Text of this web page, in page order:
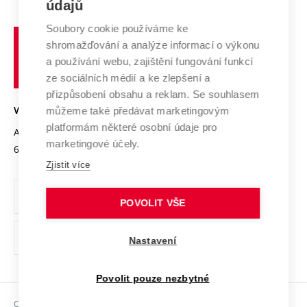
Systém zajišťování kvality výzkumu
Výzkumné infrastruktury
Transfer znalostí
Open Science
Projekty
Projekty ze strukturálních fondů
Specifický výzkum
Zahraniční spolupráce
Spolupráce se školami
Služby univerzity
Mezinárodní dohody
Univerzitní sítě
Profil univerzity
Udržitelná univerzita
Podnikavá univerzita / ContriBUTe
Bezpečná univerzita
Vyznamenání
Organizační struktura
Ochrana osobních údajů
odkaz)
učení
technické
VYSOKÉ UČENÍ TECHNICKÉ V BRNĚ
Antonínská 548/1
602 00 Brno
www.vut.cz
vut@vutbr.cz
Copyright © 2026 VUT
údajů
Soubory cookie používáme ke
shromažďování a analýze informací o výkonu
a používání webu, zajištění fungování funkcí
ze sociálních médií a ke zlepšení a
přizpůsobení obsahu a reklam. Se souhlasem
můžeme také předávat marketingovým
platformám některé osobní údaje pro
marketingové účely.
Zjistit více
POVOLIT VŠE
Nastavení
Povolit pouze nezbytné